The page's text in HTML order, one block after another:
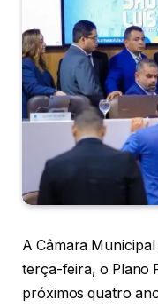
A Câmara
terça-feira, o Plano
próximos quatro